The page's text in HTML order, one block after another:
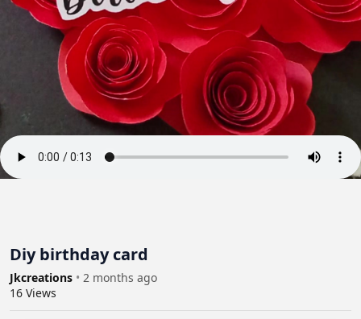
Diy birthday card
Jkcreations • 2 months ago
16 Views